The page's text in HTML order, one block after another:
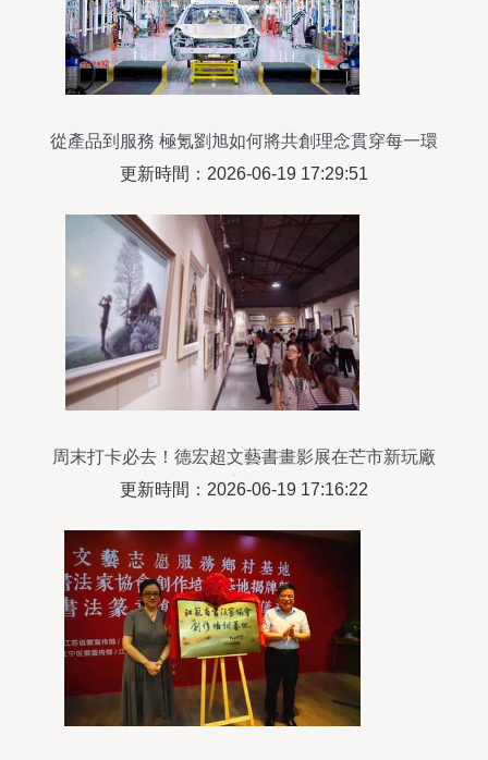
從產品到服務 極氪劉旭如何將共創理念貫穿每一環
更新時間：2026-06-19 17:29:51
周末打卡必去！德宏超文藝書畫影展在芒市新玩廠
亮相
更新時間：2026-06-19 17:16:22